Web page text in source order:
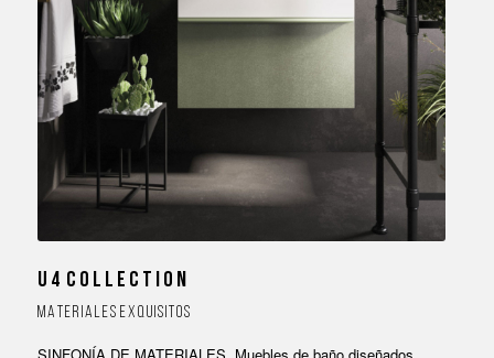
U 4 C O L L E C T I O N
M A T E R I A L E S E X Q U I S I T O S